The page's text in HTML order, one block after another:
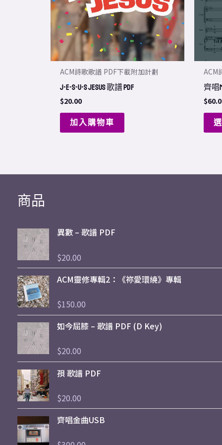
ACM詩歌歌譜 PDF下載附加計劃
J-E-S-U-S Jesus 歌譜 PDF
$20.00
加入購物車
ACM
齊唱
$
商品
異數 – 歌譜 PDF
評
分
滿
$20.00
ACM靈修專輯2：《祢愛環繞》專輯
評
滿
$150.00
如今屈膝 – 歌譜 PDF (D Key)
評
滿
$20.00
孭 歌譜 PDF
評
滿
$20.00
齊唱金曲USB